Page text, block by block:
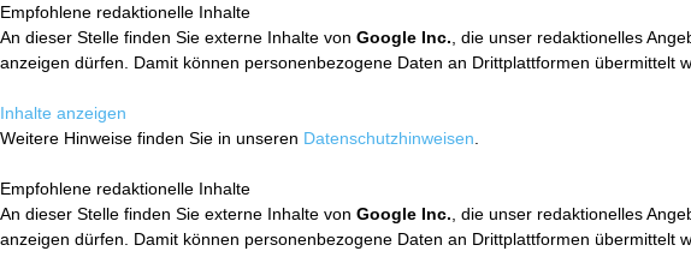
Empfohlene redaktionelle Inhalte
An dieser Stelle finden Sie externe Inhalte von Google Inc. , die unser redaktionelles
anzeigen dürfen. Damit können personenbezogene Daten an Drittplattformen übermittelt
Inhalte anzeigen
Weitere Hinweise finden Sie in unseren Datenschutzhinweisen
Empfohlene redaktionelle Inhalte
An dieser Stelle finden Sie externe Inhalte von Google Inc. , die unser redaktionelles
anzeigen dürfen. Damit können personenbezogene Daten an Drittplattformen übermittelt